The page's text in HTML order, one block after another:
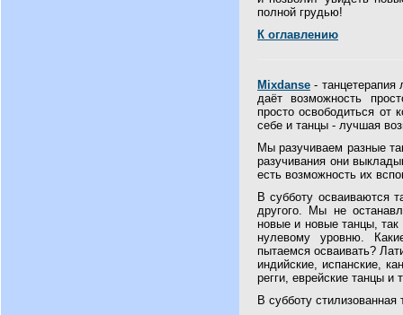
полной грудью!
К оглавлению
Mixdanse - танцетерапия
даёт возможность
просто освободиться от
себе и танцы - лучшая
Мы разучиваем разные
разучивания они
есть возможность их
В субботу осваиваются
другого. Мы не
новые и новые танцы, так
нулевому уровню.
пытаемся осваивать?
индийские, испанские,
регги, еврейские танцы и
В субботу стилизованная